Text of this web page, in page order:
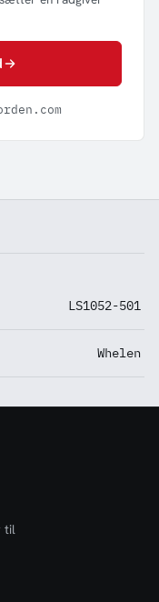
LS1052-501
Whelen
til